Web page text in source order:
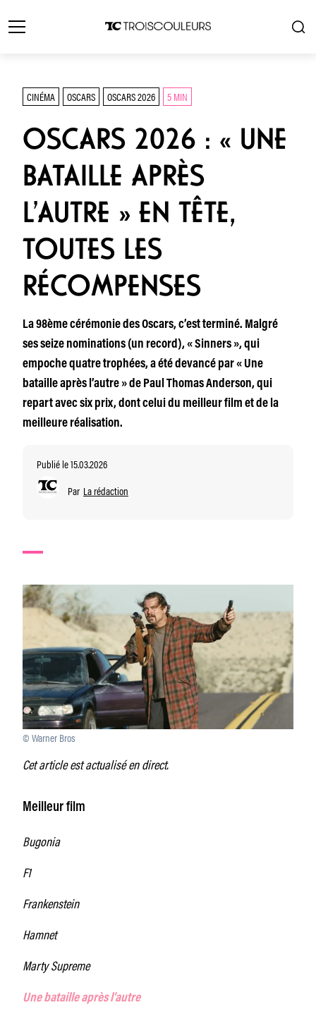
CINÉMA OSCARS OSCARS 2026 5 MIN
OSCARS 2026 : « UNE
BATAILLE APRÈS
L’AUTRE » EN TÊTE,
TOUTES LES
RÉCOMPENSES
La 98ème cérémonie des Oscars, c’est terminé. Malgré
ses seize nominations (un record), « Sinners », qui
empoche quatre trophées, a été devancé par « Une
bataille après l’autre » de Paul Thomas Anderson, qui
repart avec six prix, dont celui du meilleur film et de la
meilleure réalisation.
Publié le 15.03.2026
Par La rédaction
© Warner Bros
Cet article est actualisé en direct.
Meilleur film
Bugonia
F1
Frankenstein
Hamnet
Marty Supreme
Une bataille après l’autre